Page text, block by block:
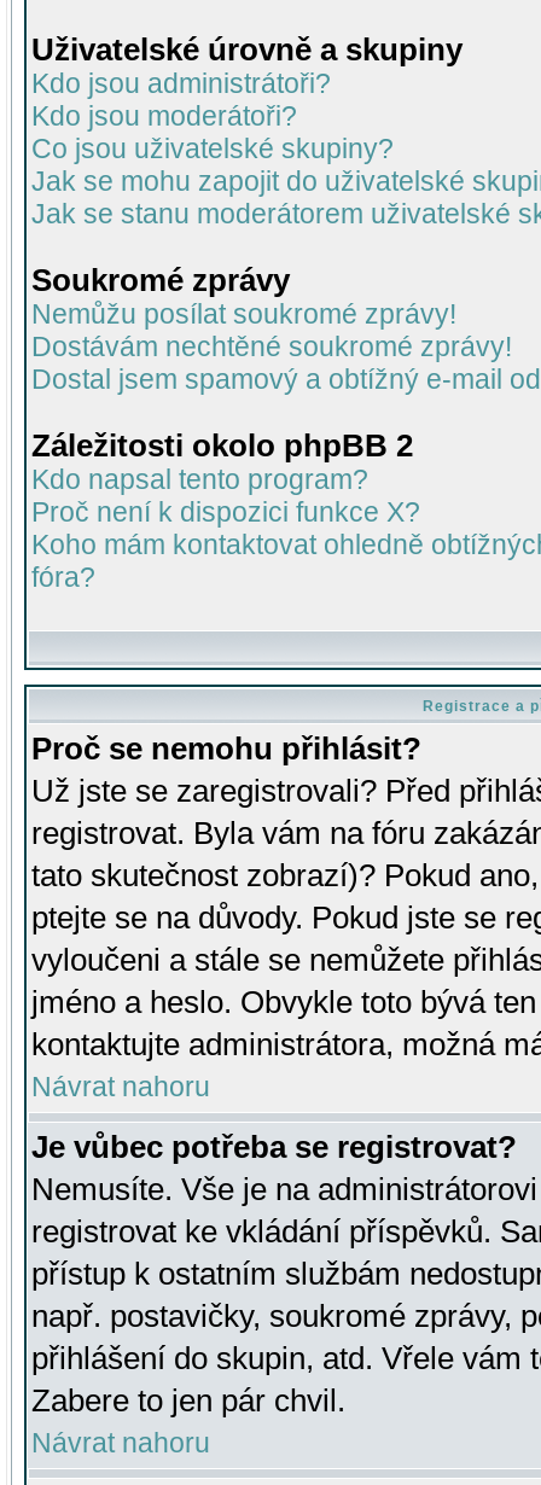
Uživatelské úrovně a skupiny
Kdo jsou administrátoři?
Kdo jsou moderátoři?
Co jsou uživatelské skupiny?
Jak se mohu zapojit do uživatelské
Jak se stanu moderátorem uživatelské
Soukromé zprávy
Nemůžu posílat soukromé zprávy!
Dostávám nechtěné soukromé zprávy!
Dostal jsem spamový a obtížný e-mail
Záležitosti okolo phpBB 2
Kdo napsal tento program?
Proč není k dispozici funkce X?
Koho mám kontaktovat ohledně
fóra?
Registrace a
Proč se nemohu přihlásit?
Už jste se zaregistrovali? Před
registrovat. Byla vám na fóru
tato skutečnost zobrazí)? Pokud
ptejte se na důvody. Pokud jste se
vyloučeni a stále se nemůžete
jméno a heslo. Obvykle toto bývá
kontaktujte administrátora, možná
Návrat nahoru
Je vůbec potřeba se registrovat?
Nemusíte. Vše je na
registrovat ke vkládání příspěvků.
přístup k ostatním službám
např. postavičky, soukromé zprávy,
přihlášení do skupin, atd. Vřele vám
Zabere to jen pár chvil.
Návrat nahoru